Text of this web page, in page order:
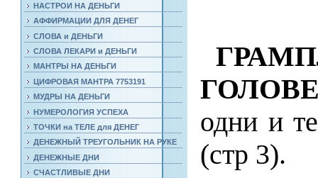
НАСТРОИ НА ДЕНЬГИ
АФФИРМАЦИИ ДЛЯ ДЕНЕГ
СЛОВА и ДЕНЬГИ
СЛОВА ЛЕКАРИ и ДЕНЬГИ
МАНТРЫ НА ДЕНЬГИ
ЦИФРОВАЯ МАНТРА 7753191
МУДРЫ НА ДЕНЬГИ
НУМЕРОЛОГИЯ УСПЕХА
ТОЧКИ на ТЕЛЕ для ДЕНЕГ
ДЕНЕЖНЫЙ ТРЕУГОЛЬНИК НА РУКЕ
ДЕНЕЖНЫЕ ДНИ
СЧАСТЛИВЫЕ ДНИ
одни и
(стр 3).